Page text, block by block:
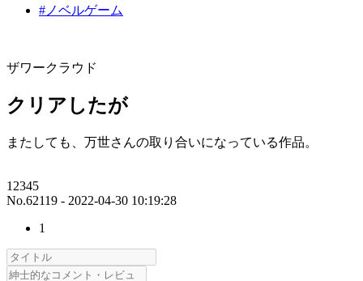
#ノベルゲーム
ザワークラウド
クリアしたが
またしても、万世さんの取り合いになっている作品。
12345
No.62119 - 2022-04-30 10:19:28
1